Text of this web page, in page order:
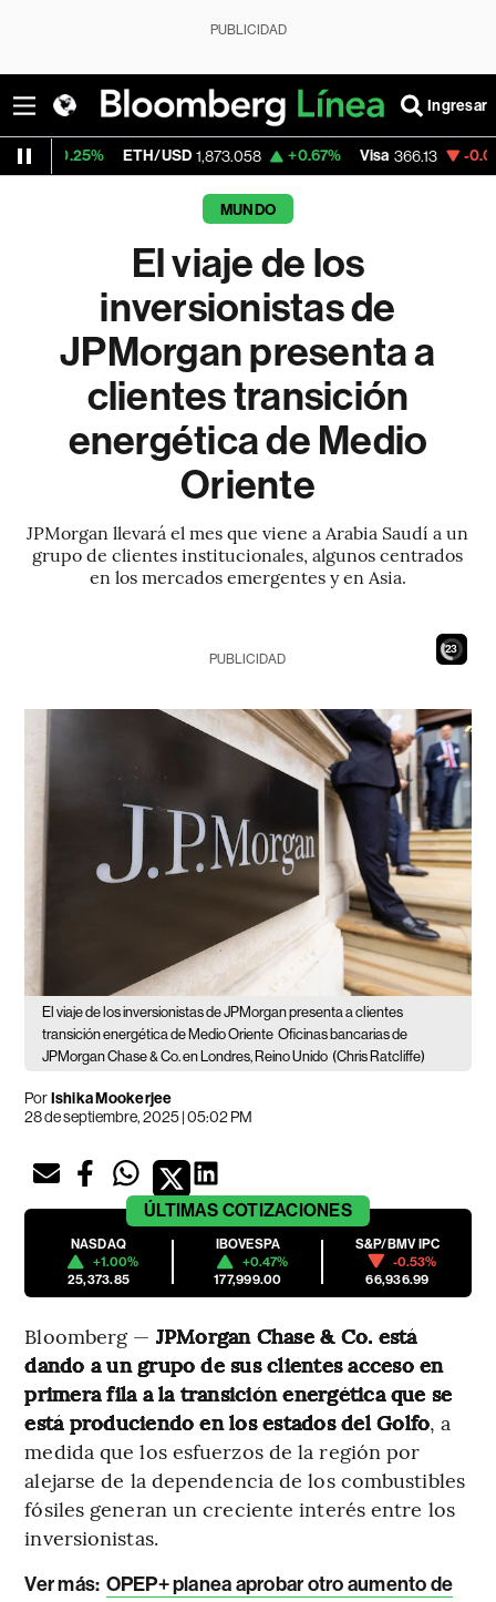
PUBLICIDAD
Ingresar
ETH/USD 1,873.058 +0.67% Visa 366.13 -0.04%
MUNDO
El viaje de los
inversionistas de
JPMorgan presenta a
clientes transición
energética de Medio
Oriente
JPMorgan llevará el mes que viene a Arabia Saudí a un
grupo de clientes institucionales, algunos centrados
en los mercados emergentes y en Asia.
21
PUBLICIDAD
El viaje de los inversionistas de JPMorgan presenta a clientes
transición energética de Medio Oriente Oficinas bancarias de
JPMorgan Chase & Co. en Londres, Reino Unido (Chris Ratcliffe)
PorIshika Mookerjee
28 de septiembre, 2025 | 05:02 PM
ÚLTIMAS COTIZACIONES
NASDAQ
+1.00%
25,373.85
IBOVESPA
+0.47%
177,999.00
S&P/BMV IPC
-0.53%
66,936.99
Bloomberg — JPMorgan Chase & Co. está
dando a un grupo de sus clientes acceso en
primera fila a la transición energética que se
está produciendo en los estados del Golfo, a
medida que los esfuerzos de la región por
alejarse de la dependencia de los combustibles
fósiles generan un creciente interés entre los
inversionistas.
Ver más: OPEP+ planea aprobar otro aumento de